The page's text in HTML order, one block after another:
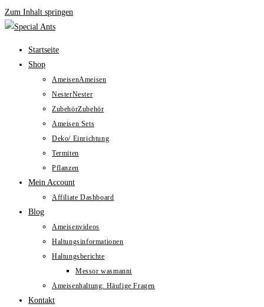
Zum Inhalt springen
Startseite
Shop
AmeisenAmeisen
NesterNester
ZubehörZubehör
Ameisen Sets
Deko/ Einrichtung
Termiten
Pflanzen
Mein Account
Affiliate Dashboard
Blog
Ameisenvideos
Haltungsinformationen
Haltungsberichte
Messor wasmanni
Ameisenhaltung: Häufige Fragen
Kontakt